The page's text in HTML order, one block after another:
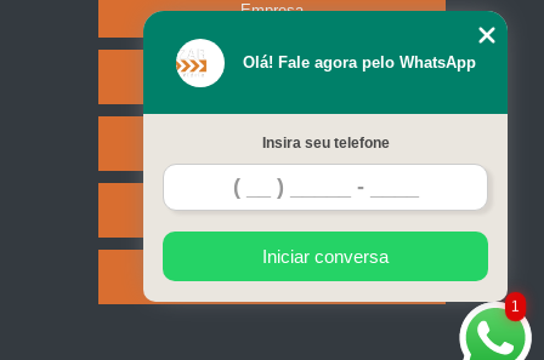
Empresa
Serviços
Contato
Mapa do site
1
Olá! Fale agora pelo WhatsApp
Insira seu telefone
Iniciar conversa